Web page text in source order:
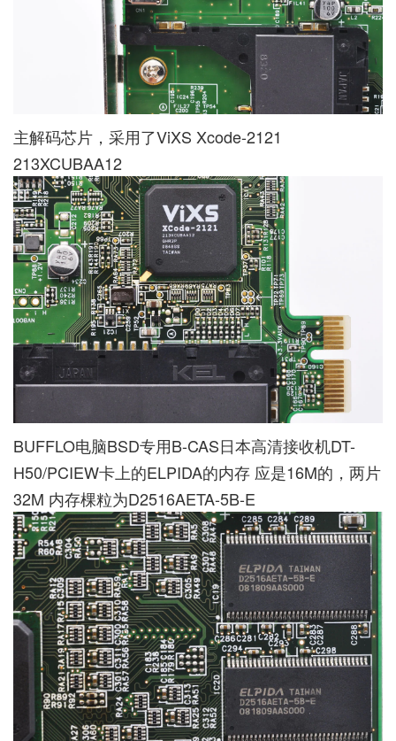
主解码芯片，采用了ViXS Xcode-2121
213XCUBAA12
BUFFLO电脑BSD专用B-CAS日本高清接收机DT-
H50/PCIEW卡上的ELPIDA的内存 应是16M的，两片
32M 内存棵粒为D2516AETA-5B-E